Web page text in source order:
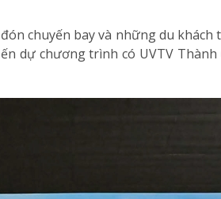
chuyến bay và những du
dự chương trình có UVTV